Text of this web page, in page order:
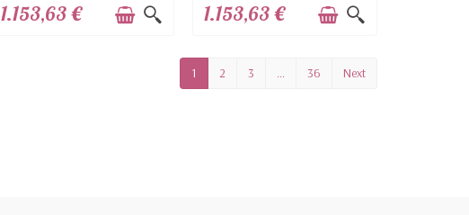
1.153,63 € 1.153,63 €
1 2 3 … 36 Next